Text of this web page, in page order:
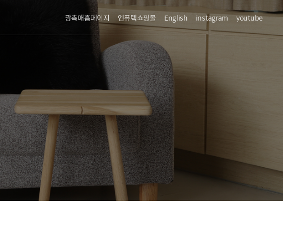
광촉매홈페이지 엔퓨텍쇼핑몰 English instagram youtube